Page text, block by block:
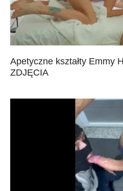
Apetyczne kształty Emmy
ZDJĘCIA